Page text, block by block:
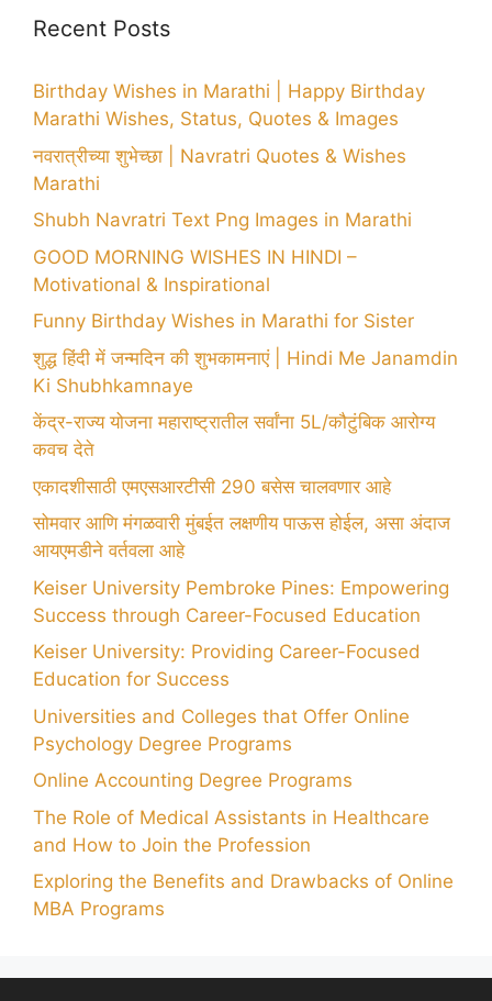
Recent Posts
Birthday Wishes in Marathi | Happy Birthday
Marathi Wishes, Status, Quotes & Images
नवरात्रीच्या शुभेच्छा | Navratri Quotes & Wishes
Marathi
Shubh Navratri Text Png Images in Marathi
GOOD MORNING WISHES IN HINDI –
Motivational & Inspirational
Funny Birthday Wishes in Marathi for Sister
शुद्ध हिंदी में जन्मदिन की शुभकामनाएं | Hindi Me Janamdin
Ki Shubhkamnaye
केंद्र-राज्य योजना महाराष्ट्रातील सर्वांना 5L/कौटुंबिक आरोग्य
कवच देते
एकादशीसाठी एमएसआरटीसी 290 बसेस चालवणार आहे
सोमवार आणि मंगळवारी मुंबईत लक्षणीय पाऊस होईल, असा अंदाज
आयएमडीने वर्तवला आहे
Keiser University Pembroke Pines: Empowering
Success through Career-Focused Education
Keiser University: Providing Career-Focused
Education for Success
Universities and Colleges that Offer Online
Psychology Degree Programs
Online Accounting Degree Programs
The Role of Medical Assistants in Healthcare
and How to Join the Profession
Exploring the Benefits and Drawbacks of Online
MBA Programs